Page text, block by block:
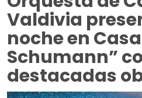
Valdivia
noche en Casa
Schumann”
destacadas